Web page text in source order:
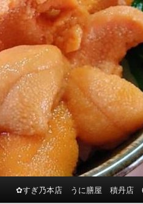
✿すぎ乃本店 うに膳屋 積丹店